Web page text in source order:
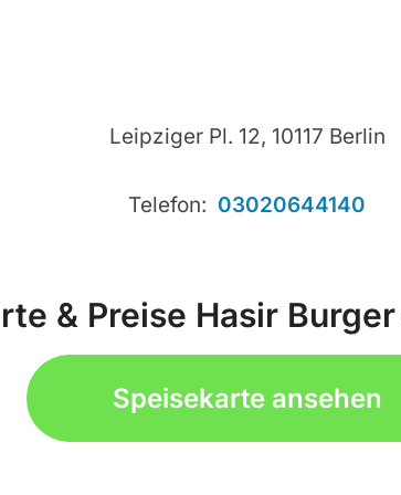
Leipziger Pl. 12, 10117 Berlin
Telefon: 03020644140
& Preise Hasir
Speisekarte ansehen